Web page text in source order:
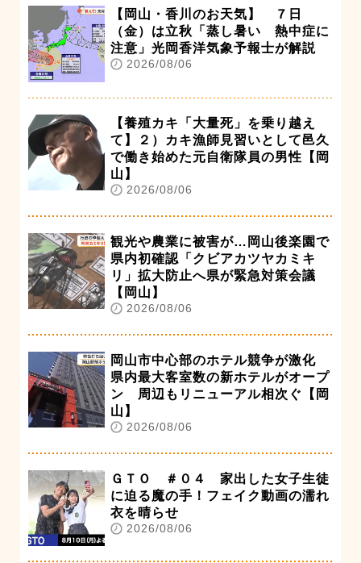
【岡山・香川のお天気】 ７日
（金）は立秋「蒸し暑い 熱中症に
注意」光岡香洋気象予報士が解説
2026/08/06
【養殖カキ「大量死」を乗り越え
て】２）カキ漁師見習いとして邑久
で働き始めた元自衛隊員の男性【岡
山】
2026/08/06
観光や農業に被害が…岡山後楽園で
県内初確認「クビアカツヤカミキ
リ」拡大防止へ県が緊急対策会議
【岡山】
2026/08/06
岡山市中心部のホテル競争が激化
県内最大客室数の新ホテルがオープ
ン 周辺もリニューアル相次ぐ【岡
山】
2026/08/06
ＧＴＯ ＃０４ 家出した女子生徒
に迫る魔の手！フェイク動画の濡れ
衣を晴らせ
2026/08/06